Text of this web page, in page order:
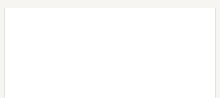
Gå
Skip
Gå